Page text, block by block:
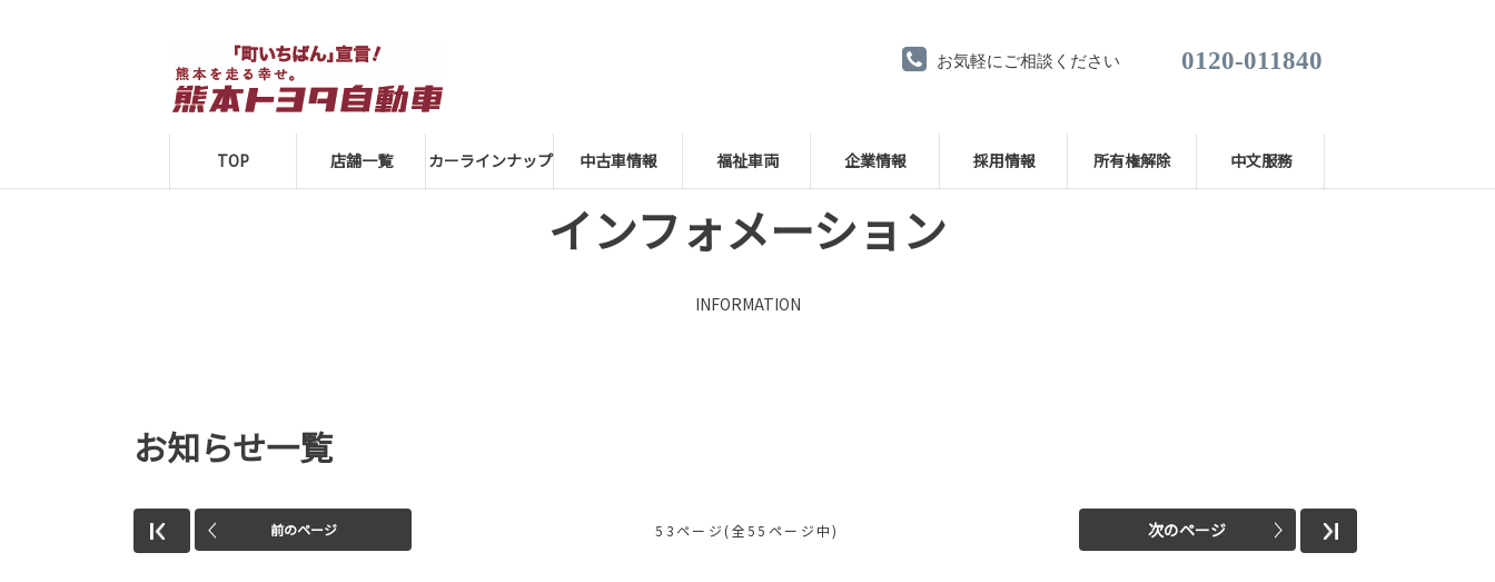
お気軽にご相談ください 0120-011840
TOP 店舗一覧 カーラインナップ 中古車情報 福祉車両 企業情報 採用情報 所有権解除 中文服務
インフォメーション
INFORMATION
お知らせ一覧
前のページ 53ページ(全55ページ中) 次のページ